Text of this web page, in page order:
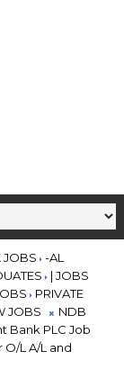
JOBS
-AL
| JOBS
PRIVATE
JOBS
NDB
Bank PLC Job
L A/L and